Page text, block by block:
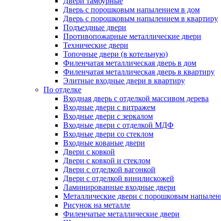
Дверь с порошковым напылением в дом
Дверь с порошковым напылением в квартиру
Подъездные двери
Противопожарные металлические двери
Технические двери
Топочные двери (в котельную)
Филенчатая металлическая дверь в дом
Филенчатая металлическая дверь в квартиру
Элитные входные двери в квартиру
По отделке
Входная дверь с отделкой массивом дерева
Входные двери с витражем
Входные двери с зеркалом
Входные двери с отделкой МДФ
Входные двери со стеклом
Входные кованые двери
Двери с ковкой
Двери с ковкой и стеклом
Двери с отделкой вагонкой
Двери с отделкой винилискожей
Ламинированные входные двери
Металлические двери с порошковым
Рисунок на металле
Филенчатые металлические двери